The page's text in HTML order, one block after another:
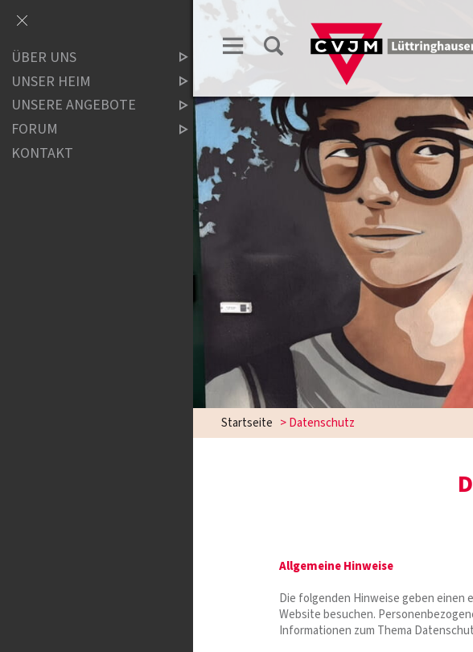
Startseite >Datenschutz
Allgemeine Hinweise
Die folgenden Hinweise geben einen
Website besuchen.
Informationen zum Thema
ÜBER UNS
UNSER HEIM
UNSERE ANGEBOTE
FORUM
KONTAKT